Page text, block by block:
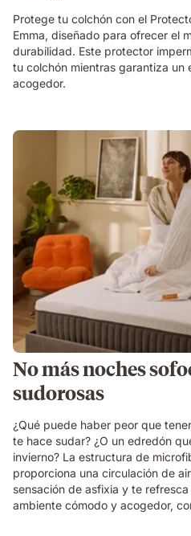
Protege tu colchón con el
Emma, diseñado para ofrecer el
durabilidad. Este protector
tu colchón mientras garantiza un
acogedor.
No más noches
sudorosas
¿Qué puede haber peor que
te hace sudar? ¿O un edredón
invierno? La estructura de
proporciona una circulación de
sensación de asfixia y te
ambiente cómodo y acogedor,